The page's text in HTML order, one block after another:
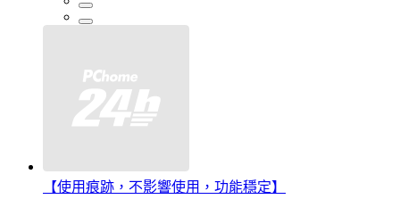
【使用痕跡，不影響使用，功能穩定】